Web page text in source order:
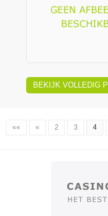
BEKIJK VOLLEDIG
«« « 2 3 4